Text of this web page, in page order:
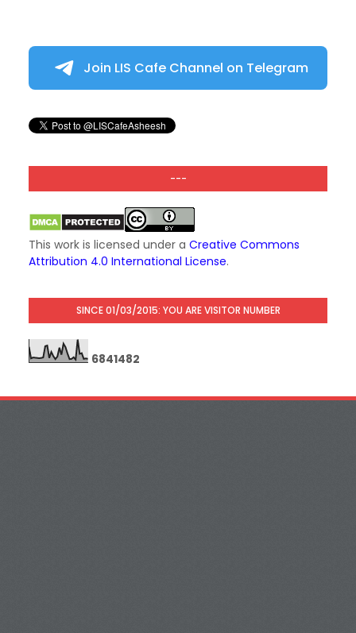
Join LIS Cafe Channel on Telegram
---
This work is licensed under a Creative Commons
Attribution 4.0 International License.
SINCE 01/03/2015: YOU ARE VISITOR NUMBER
6841482